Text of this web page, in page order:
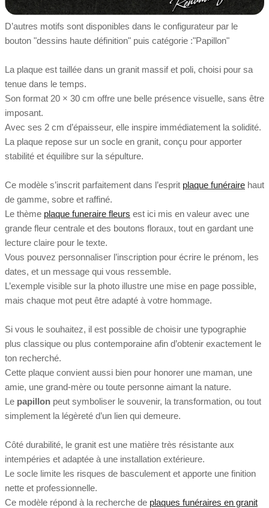
D’autres motifs sont disponibles dans le configurateur par le
bouton "dessins haute définition" puis catégorie :"Papillon"
La plaque est taillée dans un granit massif et poli, choisi pour sa
tenue dans le temps.
Son format 20 × 30 cm offre une belle présence visuelle, sans être
imposant.
Avec ses 2 cm d’épaisseur, elle inspire immédiatement la solidité.
La plaque repose sur un socle en granit, conçu pour apporter
stabilité et équilibre sur la sépulture.
Ce modèle s’inscrit parfaitement dans l’esprit plaque funéraire haut
de gamme, sobre et raffiné.
Le thème plaque funeraire fleurs est ici mis en valeur avec une
grande fleur centrale et des boutons floraux, tout en gardant une
lecture claire pour le texte.
Vous pouvez personnaliser l’inscription pour écrire le prénom, les
dates, et un message qui vous ressemble.
L’exemple visible sur la photo illustre une mise en page possible,
mais chaque mot peut être adapté à votre hommage.
Si vous le souhaitez, il est possible de choisir une typographie
plus classique ou plus contemporaine afin d’obtenir exactement le
ton recherché.
Cette plaque convient aussi bien pour honorer une maman, une
amie, une grand-mère ou toute personne aimant la nature.
Le papillon peut symboliser le souvenir, la transformation, ou tout
simplement la légèreté d’un lien qui demeure.
Côté durabilité, le granit est une matière très résistante aux
intempéries et adaptée à une installation extérieure.
Le socle limite les risques de basculement et apporte une finition
nette et professionnelle.
Ce modèle répond à la recherche de plaques funéraires en granit